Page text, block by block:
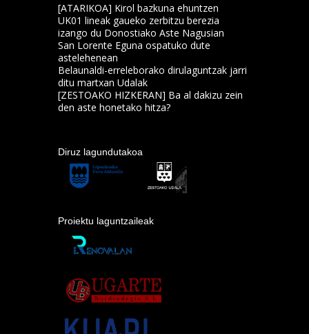
[ATARIKOA] Kirol bazkuna ehuntzen
UK01 lineak gaueko zerbitzu berezia
izango du Donostiako Aste Nagusian
San Lorente Eguna ospatuko dute
astelehenean
Belaunaldi-erreleborako dirulaguntzak jarri
ditu martxan Udalak
[ZESTOAKO HIZKERAN] Ba al dakizu zein
den aste honetako hitza?
Diruz lagundutakoa
Proiektu laguntzaileak